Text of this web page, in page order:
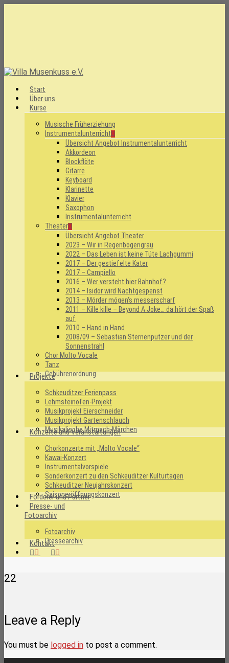
Menu
Start
Über uns
Kurse
Musische Früherziehung
Instrumentalunterricht
Übersicht Angebot Instrumentalunterricht
Akkordeon
Blockflöte
Gitarre
Keyboard
Klarinette
Klavier
Saxophon
Instrumentalunterricht
Theater
Übersicht Angebot Theater
2023 – Wir in Regenbogengrau
2022 – Das Leben ist keine Tüte Lachgummi
2017 – Der gestiefelte Kater
2017 – Campiello
2016 – Wer versteht hier Bahnhof?
2014 – Isidor wird Nachtgespenst
2013 – Mörder mögen‘s messerscharf
2011 – Kille kille – Beyond A Joke… da hört der Spaß
auf
2010 – Hand in Hand
2008/09 – Sebastian Sternenputzer und der
Sonnenstrahl
Chor Molto Vocale
Tanz
Gebührenordnung
Projekte
Schkeuditzer Ferienpass
Lehmsteinofen-Projekt
Musikprojekt Eierschneider
Musikprojekt Gartenschlauch
Musikalische Mitmach-Märchen
Konzerte und Veranstaltungen
Chorkonzerte mit „Molto Vocale“
Kawai-Konzert
Instrumentalvorspiele
Sonderkonzert zu den Schkeuditzer Kulturtagen
Schkeuditzer Neujahrskonzert
Saisoneröffnungskonzert
Förderer und Partner
Presse- und
Fotoarchiv
Fotoarchiv
Pressearchiv
Kontakt
facebookinstagram
22
Leave a Reply
You must be logged in to post a comment.